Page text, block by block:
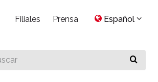
Filiales Prensa Español